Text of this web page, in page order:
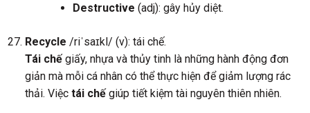
Destructive (adj): gây hủy diệt.
Recycle /riˈsaɪkl/ (v): tái chế.
Tái chếgiấy, nhựa và thủy tinh là những hành động đơn
giản mà mỗi cá nhân có thể thực hiện để giảm lượng rác
thải. Việc tái chếgiúp tiết kiệm tài nguyên thiên nhiên.